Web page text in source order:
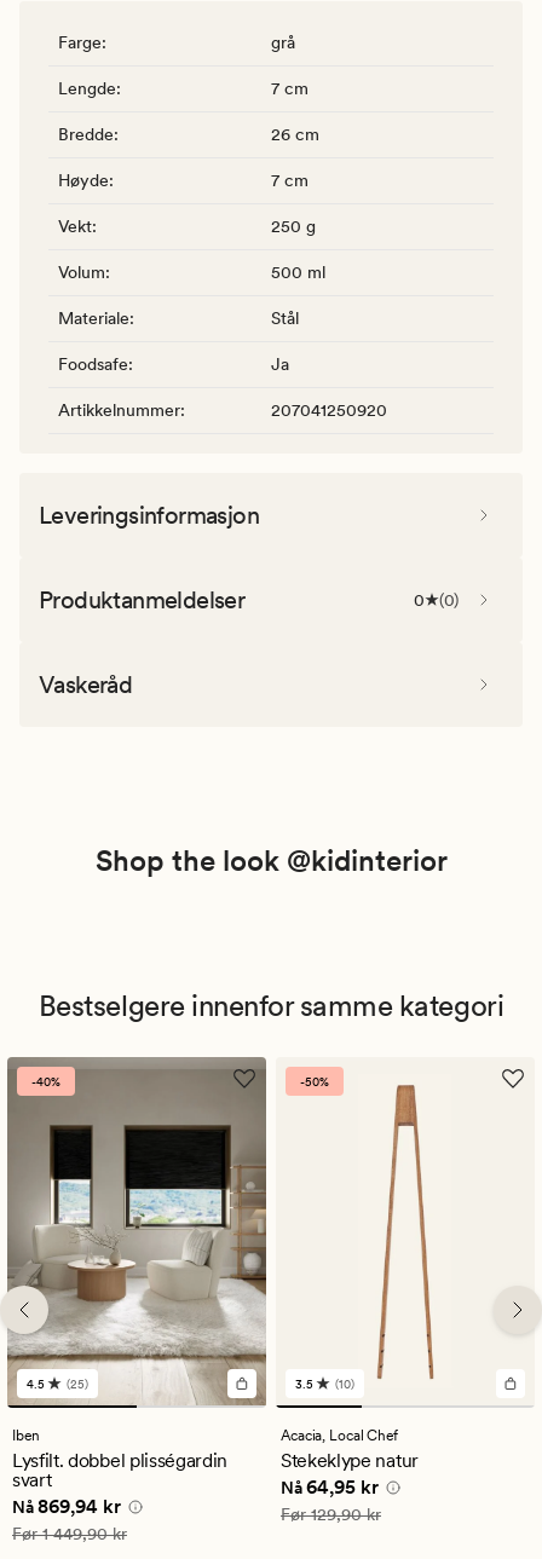
Farge: grå
Lengde: 7 cm
Bredde: 26 cm
Høyde: 7 cm
Vekt: 250 g
Volum: 500 ml
Materiale: Stål
Foodsafe: Ja
Artikkelnummer: 207041250920
Leveringsinformasjon
Produktanmeldelser 0 (0)
Vaskeråd
Shop the look @kidinterior
Bestselgere innenfor samme kategori
-40%
25
anmeldelser
med
en
gjennomsnittlig
vurdering
på
4.5
4.5 (25)
Iben
Lysfilt. dobbel plisségardin
svart
Nåværende pris
Nå869,94 kr
Vanlig pris 1 449,90 kr
Før1 449,90 kr
-50%
10
anmeldelser
med
en
gjennomsnittlig
vurdering
på
3.5
3.5 (10)
Acacia, Local Chef
Stekeklype natur
Nåværende pris
Nå64,95 kr
Vanlig pris 129,90 kr
Før129,90 kr